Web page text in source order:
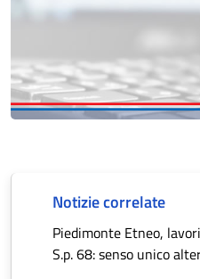
Notizie correlate
Piedimonte Etneo,
S.p. 68: senso unico